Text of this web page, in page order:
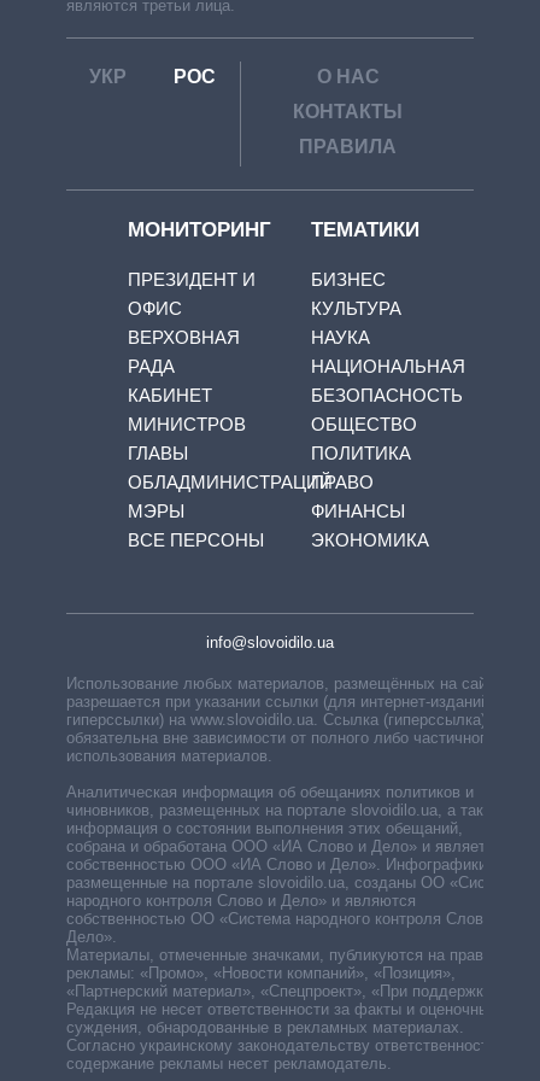
являются третьи лица.
УКР РОС
О НАС
КОНТАКТЫ
ПРАВИЛА
МОНИТОРИНГ
ПРЕЗИДЕНТ И
ОФИС
ВЕРХОВНАЯ
РАДА
КАБИНЕТ
МИНИСТРОВ
ГЛАВЫ
ОБЛАДМИНИСТРАЦИЙ
МЭРЫ
ВСЕ ПЕРСОНЫ
ТЕМАТИКИ
БИЗНЕС
КУЛЬТУРА
НАУКА
НАЦИОНАЛЬНАЯ
БЕЗОПАСНОСТЬ
ОБЩЕСТВО
ПОЛИТИКА
ПРАВО
ФИНАНСЫ
ЭКОНОМИКА
info@slovoidilo.ua
Использование любых материалов, размещённых на сайте,
разрешается при указании ссылки (для интернет-изданий —
гиперссылки) на www.slovoidilo.ua. Ссылка (гиперссылка)
обязательна вне зависимости от полного либо частичного
использования материалов.
Аналитическая информация об обещаниях политиков и
чиновников, размещенных на портале slovoidilo.ua, а также
информация о состоянии выполнения этих обещаний,
собрана и обработана ООО «ИА Слово и Дело» и является
собственностью ООО «ИА Слово и Дело». Инфографики,
размещенные на портале slovoidilo.ua, созданы ОО «Система
народного контроля Слово и Дело» и являются
собственностью ОО «Система народного контроля Слово и
Дело».
Материалы, отмеченные значками, публикуются на правах
рекламы: «Промо», «Новости компаний», «Позиция»,
«Партнерский материал», «Спецпроект», «При поддержке».
Редакция не несет ответственности за факты и оценочные
суждения, обнародованные в рекламных материалах.
Согласно украинскому законодательству ответственность за
содержание рекламы несет рекламодатель.